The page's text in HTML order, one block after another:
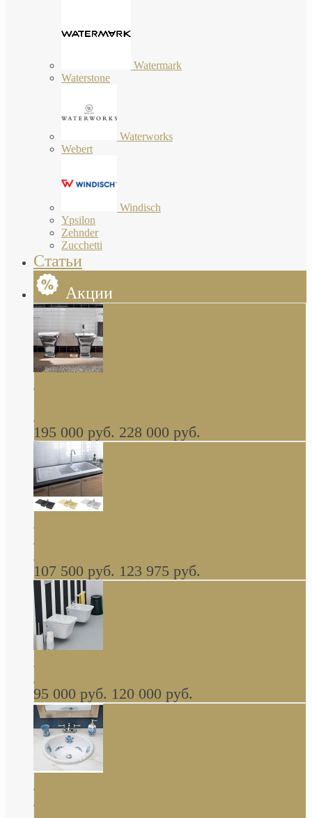
Watermark
Waterstone
Waterworks
Webert
Windisch
Ypsilon
Zehnder
Zucchetti
Статьи
Акции
Butterfly Scarabeo КОМПЛЕКТ санфаянса
глянцевая платина В НАЛИЧИИ
195 000 руб. 228 000 руб.
керамическая мойка 1160 x 510 мм белая,
серая, черная, бежевая В НАЛИЧИИ
107 500 руб. 123 975 руб.
навесное КОМПЛЕКТ
95 000 руб. 120 000 руб.
Decorated Bathroom раковина овальная
встраиваемая для ванной с рисунком синяя